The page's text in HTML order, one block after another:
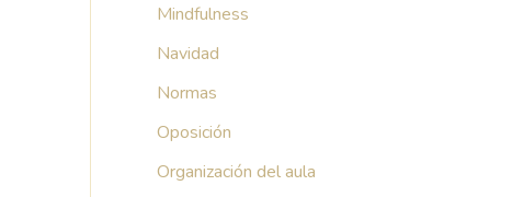
Mindfulness
Navidad
Normas
Oposición
Organización del aula